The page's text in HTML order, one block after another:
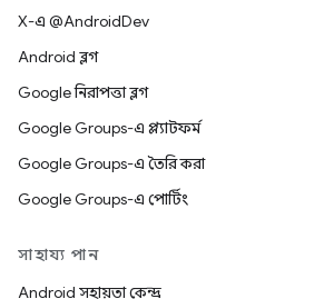
X-এ @AndroidDev
Android ব্লগ
Google নিরাপত্তা ব্লগ
Google Groups-এ প্ল্যাটফর্ম
Google Groups-এ তৈরি করা
Google Groups-এ পোর্টিং
সাহায্য পান
Android সহায়তা কেন্দ্র